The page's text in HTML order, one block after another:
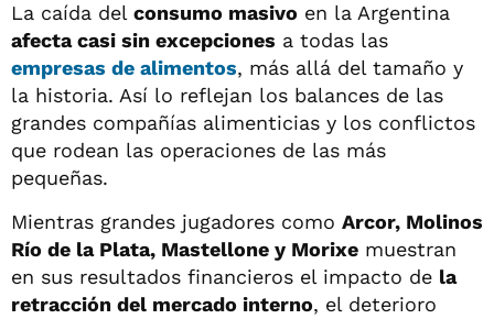
La caída del consumo masivo en la Argentina
afecta casi sin excepciones a todas las
empresas de alimentos, más allá del tamaño y
la historia. Así lo reflejan los balances de las
grandes compañías alimenticias y los conflictos
que rodean las operaciones de las más
pequeñas.
Mientras grandes jugadores como Arcor, Molinos
Río de la Plata, Mastellone y Morixe muestran
en sus resultados financieros el impacto de la
retracción del mercado interno, el deterioro